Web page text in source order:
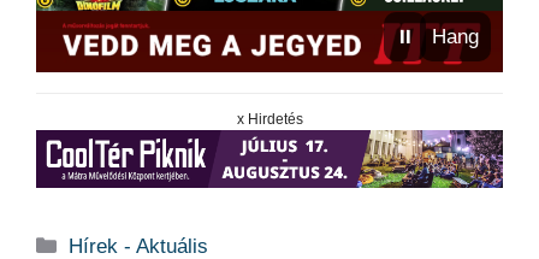
⏸ Hang
x Hirdetés
Kategória
Hírek - Aktuális